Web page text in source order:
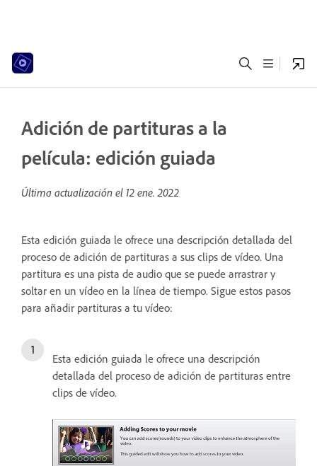
Adición de partituras a la
película: edición guiada
Última actualización el 12 ene. 2022
Esta edición guiada le ofrece una descripción detallada del
proceso de adición de partituras a sus clips de vídeo. Una
partitura es una pista de audio que se puede arrastrar y
soltar en un vídeo en la línea de tiempo. Sigue estos pasos
para añadir partituras a tu vídeo:
Esta edición guiada le ofrece una descripción
detallada del proceso de adición de partituras entre
clips de vídeo.